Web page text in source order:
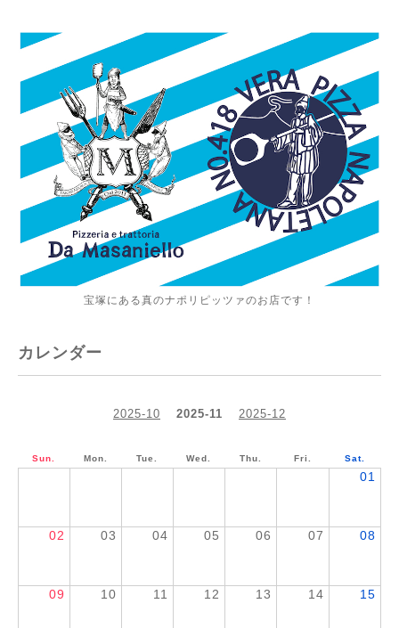
宝塚にある真のナポリピッツァのお店です！
カレンダー
2025-10 2025-11 2025-12
Sun. Mon. Tue. Wed. Thu. Fri. Sat.
01
02 03 04 05 06 07 08
09 10 11 12 13 14 15